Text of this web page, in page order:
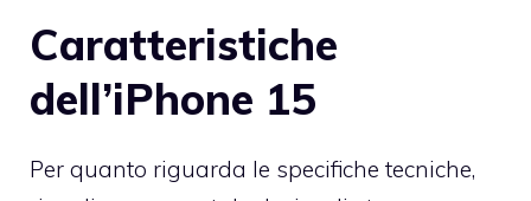
Caratteristiche
dell’iPhone 15
Per quanto riguarda le specifiche tecniche,